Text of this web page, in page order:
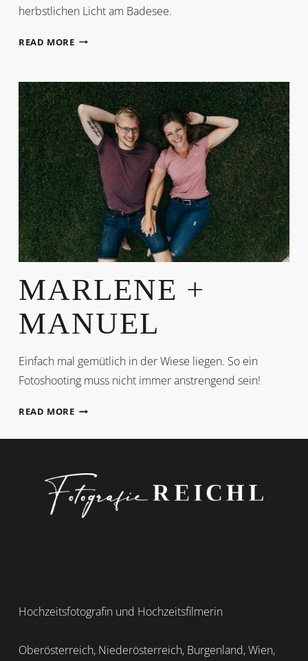
herbstlichen Licht am Badesee.
READ MOREPETRA
MARLENE +
MANUEL
Einfach mal gemütlich in der Wiese liegen. So ein
Fotoshooting muss nicht immer anstrengend sein!
READ MOREMARLENE
MANUEL
Hochzeitsfotografin und Hochzeitsfilmerin
Oberösterreich, Niederösterreich, Burgenland, Wien,